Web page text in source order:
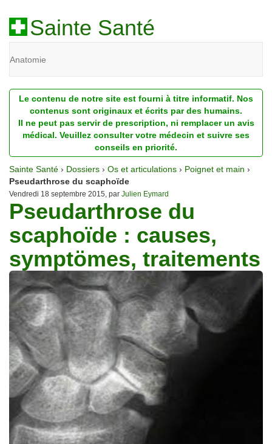
Sainte Santé
Anatomie
Diagnostic
Dossiers
Homéopathie
Nutrition
Pathologie
Psychologie
Recherches
Traitements
Le contenu de notre site est fourni à titre informatif. Nos
contenus sont originaux et écrits par des humains.
Il ne peut pas servir de prescription, ni remplacer un avis
médical. Veuillez consulter votre médecin et suivre ses
conseils en priorité.
Sainte Santé › Dossiers › Os et articulations › Poignet et main ›
Pseudarthrose du scaphoïde
Vendredi 18 septembre 2015, par Julien Eymard
Pseudarthrose du
scaphoïde : causes,
symptömes, traitements